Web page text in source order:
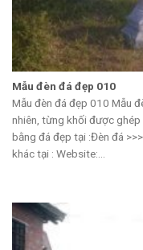
Mẫu đèn đá đẹp 010
Mẫu đèn đá đẹp 010 Mẫu
nhiên, từng khối được ghép
bằng đá đẹp tại :Đèn đá
khác tại : Website:...